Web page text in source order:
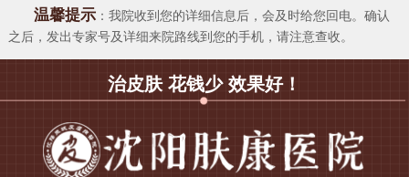
温馨提示：我院收到您的详细信息后，会及时给您回电。确认
之后，发出专家号及详细来院路线到您的手机，请注意查收。
治皮肤 花钱少 效果好！